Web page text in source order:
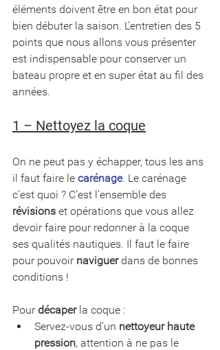
éléments doivent être en bon état pour
bien débuter la saison. L'entretien des 5
points que nous allons vous présenter
est indispensable pour conserver un
bateau propre et en super état au fil des
années.
1 – Nettoyez la coque
On ne peut pas y échapper, tous les ans
il faut faire le carénage. Le carénage
c’est quoi ? C’est l’ensemble des
révisions et opérations que vous allez
devoir faire pour redonner à la coque
ses qualités nautiques. Il faut le faire
pour pouvoir naviguer dans de bonnes
conditions !
Pour décaper la coque :
Servez-vous d’un nettoyeur haute
pression, attention à ne pas le